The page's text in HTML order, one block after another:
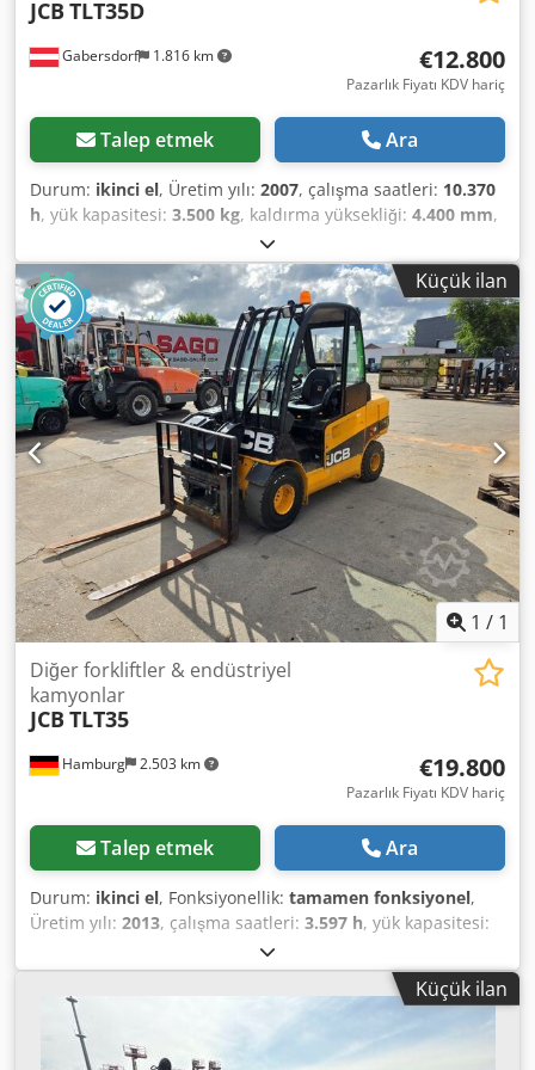
Gabersdorf 1.816 km
JCB TLT35D
€12.800
Pazarlık Fiyatı KDV hariç
Talep etmek Ara
Durum: ikinci el, Üretim yılı: 2007, çalışma saatleri: 10.370
h, yük kapasitesi: 3.500 kg, kaldırma yüksekliği: 4.400 mm,
teleskopik
kg, toplam uzunluk:3.106 mm, çekiş tipi:Diesel, inşaat
genişliği: 1.300 mm, Teleskopik forklift Yük ağırlık merkezi:
500 ISO sınıfı: ISO Sınıfı 3 = 2.500 - 4.999 kg Direk tipi:
Teleskopik Cjdpfx Afozpb S Rowsha Ön lastik tipi: Dolgu
lastik Ön lastik ölçüsü: 27x10-12 Ön lastik durumu: %60 -
%80 Arka lastik tipi: Dolgu lastik Arka lastik ölçüsü: 23x9-10
Arka lastik durumu: %60 - %80 Akü voltajı: 10V Akü tipi:
Marş aküsü Arka çalışma lambası, ön çalışma lambası, tam
kabin, güvenlik lambası.
Küçük ilan
1 / 1
Hamburg 2.503 km
Diğer forkliftler & endüstriyel
kamyonlar
JCB TLT35
€19.800
Pazarlık Fiyatı KDV hariç
Talep etmek Ara
Durum: ikinci el, Fonksiyonellik: tamamen fonksiyonel,
Üretim yılı: 2013, çalışma saatleri: 3.597 h, yük kapasitesi:
, kaldırma yüksekliği:4.400 mm
direk tipi:teleskopik, inşaat yüksekliği:2.200 mm, fork
taşıyıcı genişliği:
, boş ağırlık:5.100 kg , toplam
uzunluk:
Diesel
1.280 mm
, Direk tipi: Teleskopik Durum: Kullanıma hazır
Küçük ilan